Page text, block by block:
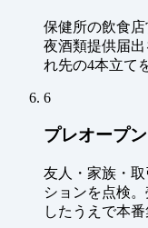
保健所の飲食
夜酒類提供届
れ先の4本立て
6
プレオープ
友人・家族・
ションを点検
したうえで本